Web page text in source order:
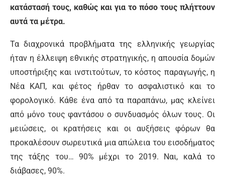
κατάστασή τους, καθώς και για το πόσο τους πλήττουν
αυτά τα μέτρα.
Τα διαχρονικά προβλήματα της ελληνικής γεωργίας
ήταν η έλλειψη εθνικής στρατηγικής, η απουσία δομών
υποστήριξης και ινστιτούτων, το κόστος παραγωγής, η
Νέα ΚΑΠ, και φέτος ήρθαν το ασφαλιστικό και το
φορολογικό. Κάθε ένα από τα παραπάνω, μας κλείνει
από μόνο τους φαντάσου ο συνδυασμός όλων τους. Οι
μειώσεις, οι κρατήσεις και οι αυξήσεις φόρων θα
προκαλέσουν σωρευτικά μια απώλεια του εισοδήματος
της τάξης του… 90% μέχρι το 2019. Ναι, καλά το
διάβασες, 90%.